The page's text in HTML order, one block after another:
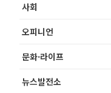
사회
오피니언
문화·라이프
뉴스발전소